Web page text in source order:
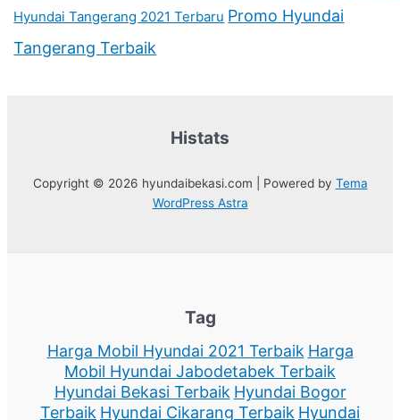
Hyundai Tangerang 2021 Terbaru Promo Hyundai
Tangerang Terbaik
Histats
Copyright © 2026 hyundaibekasi.com | Powered by Tema
WordPress Astra
Tag
Harga Mobil Hyundai 2021 Terbaik Harga
Mobil Hyundai Jabodetabek Terbaik
Hyundai Bekasi Terbaik Hyundai Bogor
Terbaik Hyundai Cikarang Terbaik Hyundai